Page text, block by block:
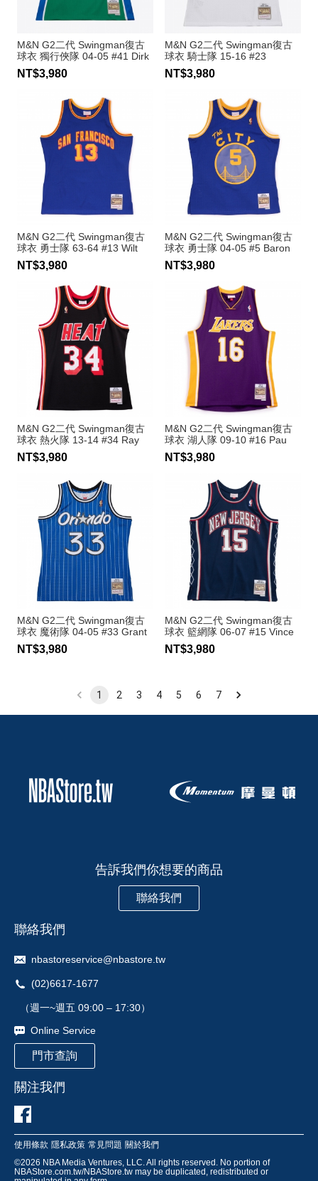
M&N G2二代 Swingman復古
球衣 獨行俠隊 04-05 #41 Dirk
Nowitzki
NT$3,980
M&N G2二代 Swingman復古
球衣 騎士隊 15-16 #23
LeBron James
NT$3,980
M&N G2二代 Swingman復古
球衣 勇士隊 63-64 #13 Wilt
Chamberlain
NT$3,980
M&N G2二代 Swingman復古
球衣 勇士隊 04-05 #5 Baron
Davis
NT$3,980
M&N G2二代 Swingman復古
球衣 熱火隊 13-14 #34 Ray
Allen
NT$3,980
M&N G2二代 Swingman復古
球衣 湖人隊 09-10 #16 Pau
Gasol
NT$3,980
M&N G2二代 Swingman復古
球衣 魔術隊 04-05 #33 Grant
Hill
NT$3,980
M&N G2二代 Swingman復古
球衣 籃網隊 06-07 #15 Vince
Carter
NT$3,980
1 2 3 4 5 6 7
告訴我們你想要的商品
聯絡我們
聯絡我們
nbastoreservice@nbastore.tw
(02)6617-1677
（週一~週五 09:00 – 17:30）
Online Service
門市查詢
關注我們
使用條款 隱私政策 常見問題 關於我們
©2026 NBA Media Ventures, LLC. All rights reserved. No portion of
NBAStore.com.tw/NBAStore.tw may be duplicated, redistributed or